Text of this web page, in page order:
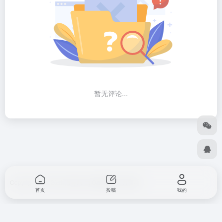
暂无评论...
Copyright © 2026 OneNav强力驱动
首页 投稿 我的